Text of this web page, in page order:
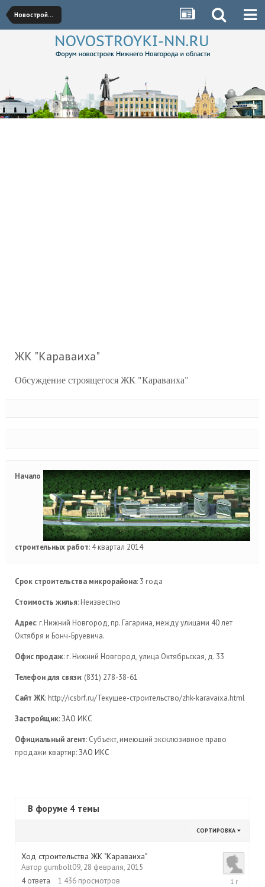
Новостройки Приокского района
ЖК "Караваиха"
Обсуждение строящегося ЖК "Караваиха"
Начало
строительных работ: 4 квартал 2014
Срок строительства микрорайона: 3 года
Стоимость жилья: Неизвестно
Адрес: г.Нижний Новгород, пр. Гагарина, между улицами 40 лет
Октября и Бонч-Бруевича.
Офис продаж: г. Нижний Новгород, улица Октябрьская, д. 33
Телефон для связи: (831) 278-38-61
Сайт ЖК: http://icsbrf.ru/Текущее-строительство/zhk-karavaixa.html
Застройщик:ЗАО ИКС
Официальный агент: Субъект, имеющий эксклюзивное право
продажи квартир:ЗАО ИКС
В форуме 4 темы
СОРТИРОВКА
Ход строительства ЖК "Караваиха"
Автор gumbolt09, 28 февраля, 2015
4 ответа 1 436 просмотров
12